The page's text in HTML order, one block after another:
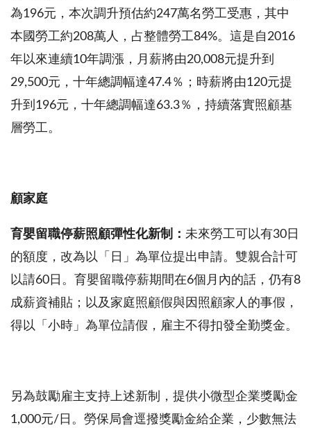
為196元，本次調升預估約247萬名勞工受惠，其中
本國勞工約208萬人，占整體勞工84%。這是自2016
年以來連續10年調漲，月薪將由20,008元提升到
29,500元，十年總調幅達47.4％；時薪將由120元提
升到196元，十年總調幅達63.3％，持續落實照顧基
層勞工。
顧家庭
育嬰留職停薪照顧彈性化新制： 未來勞工可以有30日
的額度，改為以「日」為單位提出申請。雙親合計可
以請60日。育嬰留職停薪期間在6個月內的話，仍有8
成薪資補貼；以及家庭照顧假與因照顧家人的事假，
得以「小時」為單位請假，雇主不得扣發全勤獎金。
另為鼓勵雇主支持上述新制，提供小微型企業獎勵金
1,000元/日。勞保局會逕撥獎勵金給企業，少數無法